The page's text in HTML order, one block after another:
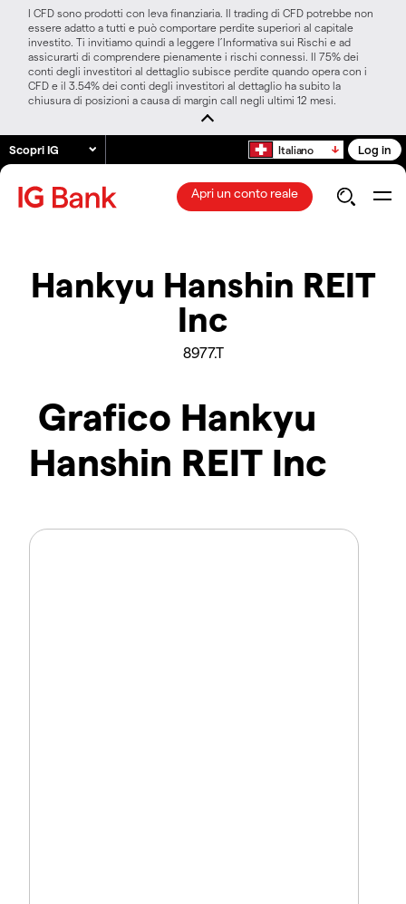
I CFD sono prodotti con leva finanziaria. Il trading di CFD potrebbe non
essere adatto a tutti e può comportare perdite superiori al capitale
investito. Ti invitiamo quindi a leggere l’Informativa sui Rischi e ad
assicurarti di comprendere pienamente i rischi connessi. Il 75% dei
conti degli investitori al dettaglio subisce perdite quando opera con i
CFD e il 3.54% dei conti degli investitori al dettaglio ha subito la
chiusura di posizioni a causa di margin call negli ultimi 12 mesi.
Scopri IG Italiano Log in
Apri un conto reale
Hankyu Hanshin REIT
Inc
8977.T
Grafico Hankyu
Hanshin REIT Inc